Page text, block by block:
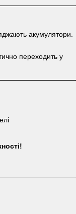
акумулятори.
переходить у